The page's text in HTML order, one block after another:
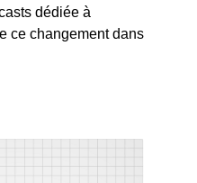
et Maternité
dédiée à
ce changement dans